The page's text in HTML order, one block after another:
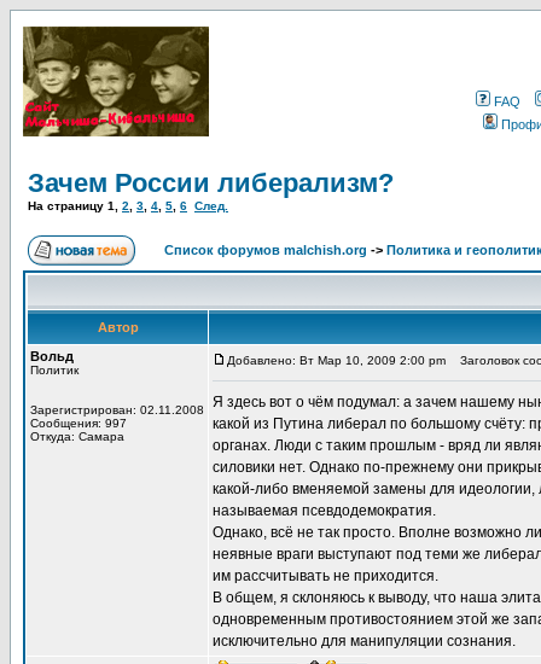
FAQ
Зачем России либерализм?
На страницу 1 2 3 4 5 6 След.
Список форумов malchish.org -> Политика и
Автор
Вольд
Политик
Зарегистрирован: 02.11.2008
Сообщения: 997
Откуда: Самара
Добавлено: Вт Мар 10, 2009 2:00 pm Заголовок
Я здесь вот о чём подумал: а зачем нашему
какой из Путина либерал по большому счёту:
органах. Люди с таким прошлым - вряд ли
силовики нет. Однако по-прежнему они
какой-либо вменяемой замены для
называемая псевдодемократия.
Однако, всё не так просто. Вполне возможно
неявные враги выступают под теми же
им рассчитывать не приходится.
В общем, я склоняюсь к выводу, что наша
одновременным противостоянием этой же
исключительно для манипуляции сознания.